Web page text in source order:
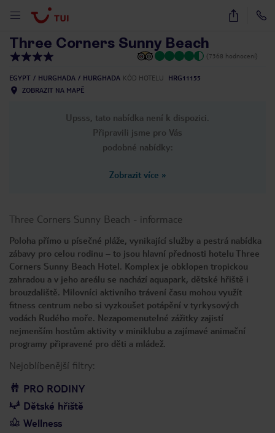
24
Three Corners Sunny Beach
(7368 hodnocení)
EGYPT HURGHADA HURGHADA KÓD HOTELU
HRG11155
ZOBRAZIT NA MAPĚ
Upsss, tato nabídka není k dispozici.
Připravili jsme pro Vás
podobné nabídky:
Zobrazit více »
Three Corners Sunny Beach - informace
Poloha přímo u písečné pláže, vynikající služby a pestrá nabídka
zábavy pro celou rodinu – to jsou hlavní přednosti hotelu Three
Corners Sunny Beach Hotel. Komplex je obklopen tropickou
zahradou a v jeho areálu se nachází aquapark, dětské hřiště i
brouzdaliště. Milovníci aktivního trávení času mohou využít
fitness centrum nebo si vyzkoušet potápění v tyrkysových
vodách Rudého moře. Nezapomenutelné zážitky zajistí
nejmenším hostům aktivity v miniklubu a zajímavé animační
programy připravené pro děti a mládež.
Nejoblíbenější filtry:
PRO RODINY
Dětské hřiště
Wellness